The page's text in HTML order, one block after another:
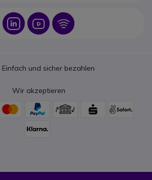
Icon Icon Icon
Icon
Einfach und sicher bezahlen
Wir akzeptieren